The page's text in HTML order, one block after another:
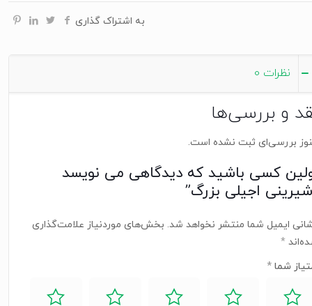
به اشتراک گذاری
نظرات 0
و بررسی‌ها
بررسی‌ای ثبت نشده است.
کسی باشید که دیدگاهی می نویسد
اجیلی بزرگ”
ایمیل شما منتشر نخواهد شد. بخش‌های موردنیاز علامت‌گذاری
*
شما *